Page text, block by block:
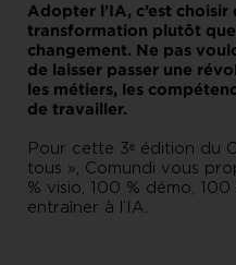
Adopter l’IA, c’est choisir
transformation plutôt
changement. Ne pas
de laisser passer une
les métiers, les
de travailler.
Pour cette 3ᵉ édition du
tous », Comundi vous
% visio, 100 % démo,
entraîner à l’IA.